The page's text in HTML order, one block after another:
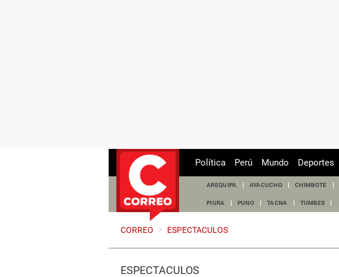
Política Perú Mundo Deportes
AREQUIPA AYACUCHO CHIMBOTE
PIURA PUNO TACNA TUMBES
CORREO > ESPECTACULOS
ESPECTÁCULOS